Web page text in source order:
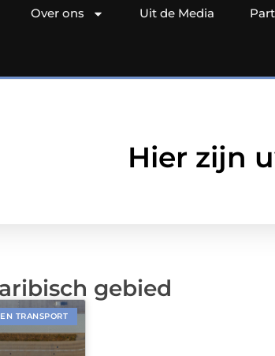
Over ons Uit de Media
Hier zijn
gebied
TRANSPORT